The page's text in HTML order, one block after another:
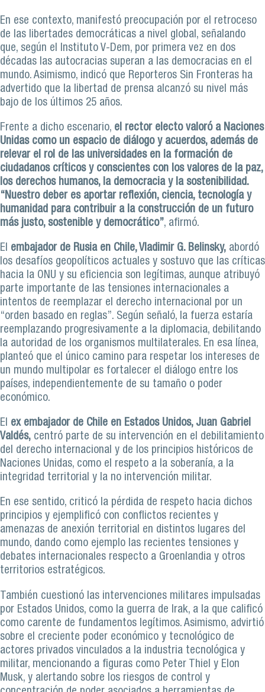
En ese contexto, manifestó preocupación por el retroceso
de las libertades democráticas a nivel global, señalando
que, según el Instituto V-Dem, por primera vez en dos
décadas las autocracias superan a las democracias en el
mundo. Asimismo, indicó que Reporteros Sin Fronteras ha
advertido que la libertad de prensa alcanzó su nivel más
bajo de los últimos 25 años.
Frente a dicho escenario, el rector electo valoró a Naciones
Unidas como un espacio de diálogo y acuerdos, además de
relevar el rol de las universidades en la formación de
ciudadanos críticos y conscientes con los valores de la paz,
los derechos humanos, la democracia y la sostenibilidad.
“Nuestro deber es aportar reflexión, ciencia, tecnología y
humanidad para contribuir a la construcción de un futuro
más justo, sostenible y democrático”, afirmó.
El embajador de Rusia en Chile, Vladimir G. Belinsky, abordó
los desafíos geopolíticos actuales y sostuvo que las críticas
hacia la ONU y su eficiencia son legítimas, aunque atribuyó
parte importante de las tensiones internacionales a
intentos de reemplazar el derecho internacional por un
“orden basado en reglas”. Según señaló, la fuerza estaría
reemplazando progresivamente a la diplomacia, debilitando
la autoridad de los organismos multilaterales. En esa línea,
planteó que el único camino para respetar los intereses de
un mundo multipolar es fortalecer el diálogo entre los
países, independientemente de su tamaño o poder
económico.
El ex embajador de Chile en Estados Unidos, Juan Gabriel
Valdés, centró parte de su intervención en el debilitamiento
del derecho internacional y de los principios históricos de
Naciones Unidas, como el respeto a la soberanía, a la
integridad territorial y la no intervención militar.
En ese sentido, criticó la pérdida de respeto hacia dichos
principios y ejemplificó con conflictos recientes y
amenazas de anexión territorial en distintos lugares del
mundo, dando como ejemplo las recientes tensiones y
debates internacionales respecto a Groenlandia y otros
territorios estratégicos.
También cuestionó las intervenciones militares impulsadas
por Estados Unidos, como la guerra de Irak, a la que calificó
como carente de fundamentos legítimos. Asimismo, advirtió
sobre el creciente poder económico y tecnológico de
actores privados vinculados a la industria tecnológica y
militar, mencionando a figuras como Peter Thiel y Elon
Musk, y alertando sobre los riesgos de control y